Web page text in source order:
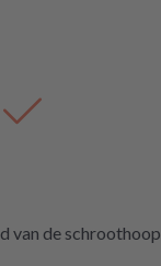
van de schroothoop